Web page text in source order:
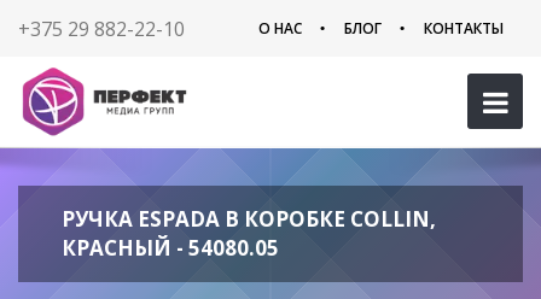
+375 29 882-22-10 О НАС БЛОГ КОНТАКТЫ
РУЧКА ESPADA В КОРОБКЕ COLLIN,
КРАСНЫЙ - 54080.05